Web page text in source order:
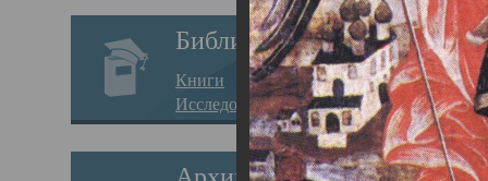
Библиотека
Книги
Исследования